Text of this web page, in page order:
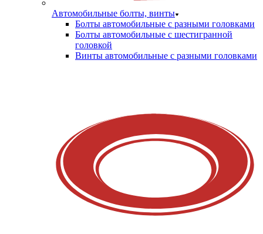
Автомобильные болты, винты
Болты автомобильные с разными головками
Болты автомобильные с шестигранной
головкой
Винты автомобильные с разными головками